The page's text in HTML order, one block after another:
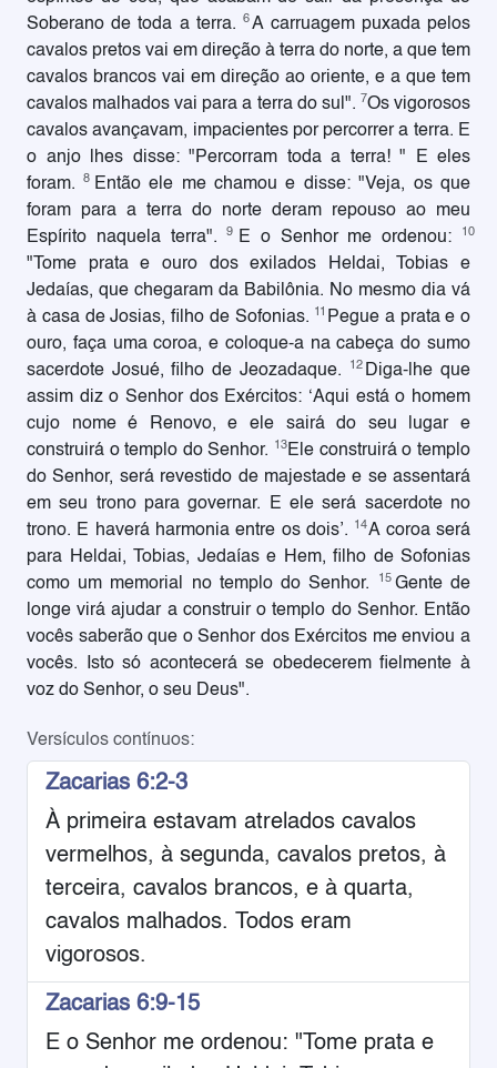
Soberano de toda a terra.6A carruagem puxada pelos
cavalos pretos vai em direção à terra do norte, a que tem
cavalos brancos vai em direção ao oriente, e a que tem
cavalos malhados vai para a terra do sul". 7Os vigorosos
cavalos avançavam, impacientes por percorrer a terra. E
o anjo lhes disse: "Percorram toda a terra! " E eles
foram.8 Então ele me chamou e disse: "Veja, os que
foram para a terra do norte deram repouso ao meu
Espírito naquela terra".9 E o Senhor me ordenou: 10
"Tome prata e ouro dos exilados Heldai, Tobias e
Jedaías, que chegaram da Babilônia. No mesmo dia vá
à casa de Josias, filho de Sofonias. 11 Pegue a prata e o
ouro, faça uma coroa, e coloque-a na cabeça do sumo
sacerdote Josué, filho de Jeozadaque.
12 Diga-lhe que
assim diz o Senhor dos Exércitos: ‘Aqui está o homem
cujo nome é Renovo, e ele sairá do seu lugar e
construirá o templo do Senhor. 13 Ele construirá o templo
do Senhor, será revestido de majestade e se assentará
em seu trono para governar. E ele será sacerdote no
trono. E haverá harmonia entre os dois’. 14A coroa será
para Heldai, Tobias, Jedaías e Hem, filho de Sofonias
como um memorial no templo do Senhor.
15 Gente de
longe virá ajudar a construir o templo do Senhor. Então
vocês saberão que o Senhor dos Exércitos me enviou a
vocês. Isto só acontecerá se obedecerem fielmente à
voz do Senhor, o seu Deus".
Versículos contínuos:
Zacarias 6:2-3
À primeira estavam atrelados cavalos
vermelhos, à segunda, cavalos pretos, à
terceira, cavalos brancos, e à quarta,
cavalos malhados. Todos eram
vigorosos.
Zacarias 6:9-15
E o Senhor me ordenou: "Tome prata e